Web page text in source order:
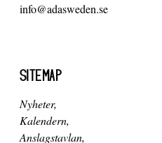
info@adasweden.se
SITEMAP
Nyheter
Kalendern
Anslagstavlan